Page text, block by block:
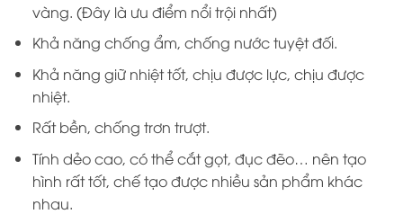
vàng. (Đây là ưu điểm nổi trội nhất)
Khả năng chống ẩm, chống nước tuyệt đối.
Khả năng giữ nhiệt tốt, chịu được lực, chịu được
nhiệt.
Rất bền, chống trơn trượt.
Tính dẻo cao, có thể cắt gọt, đục đẽo… nên tạo
hình rất tốt, chế tạo được nhiều sản phẩm khác
nhau.